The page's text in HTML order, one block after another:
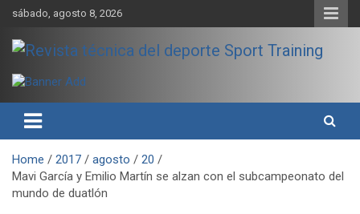
Skip
content
sábado, agosto 8, 2026
Revista técnica del deporte
Sport Training
rendimiento, nutrición y entrenamiento.
Home 2017 agosto
20
Mavi García y Emilio Martín se alzan con el subcampeonato del
mundo de duatlón